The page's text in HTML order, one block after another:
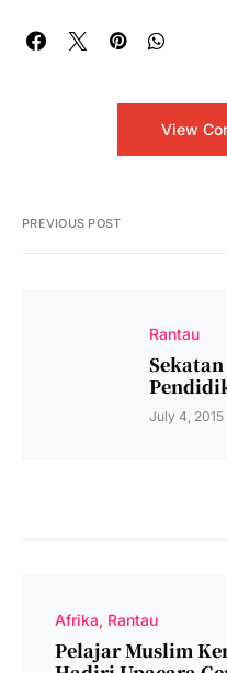
View
PREVIOUS POST
Rantau
July 4, 2015
Afrika Rantau
Pelajar Muslim